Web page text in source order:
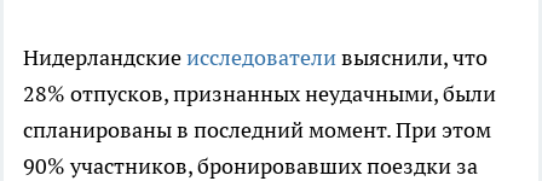
Нидерландскиеисследователивыяснили, что
28% отпусков, признанных неудачными, были
спланированы в последний момент. При этом
90% участников, бронировавших поездки за